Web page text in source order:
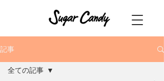
記事
全ての記事